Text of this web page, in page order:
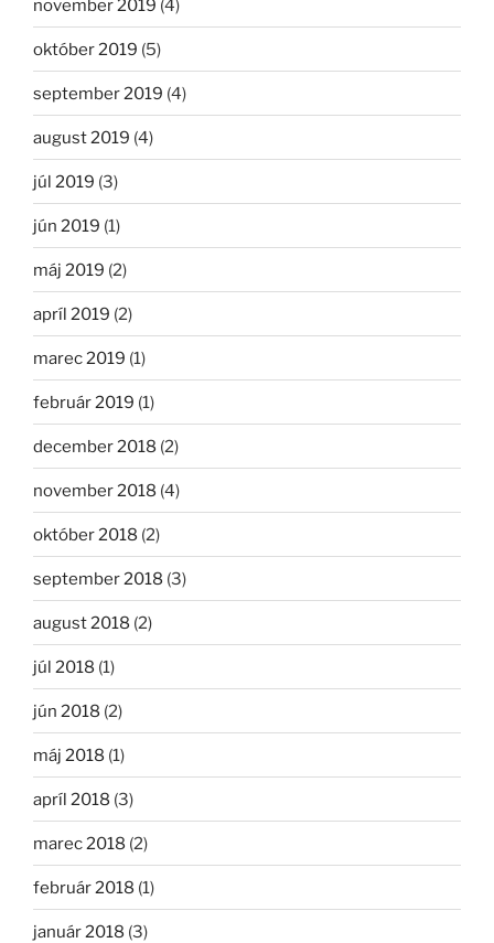
november 2019 (4)
október 2019 (5)
september 2019 (4)
august 2019 (4)
júl 2019 (3)
jún 2019 (1)
máj 2019 (2)
apríl 2019 (2)
marec 2019 (1)
február 2019 (1)
december 2018 (2)
november 2018 (4)
október 2018 (2)
september 2018 (3)
august 2018 (2)
júl 2018 (1)
jún 2018 (2)
máj 2018 (1)
apríl 2018 (3)
marec 2018 (2)
február 2018 (1)
január 2018 (3)